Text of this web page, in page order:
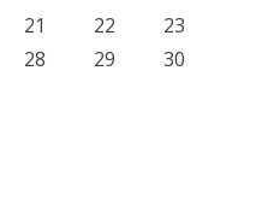
21 22
23
28 29
30